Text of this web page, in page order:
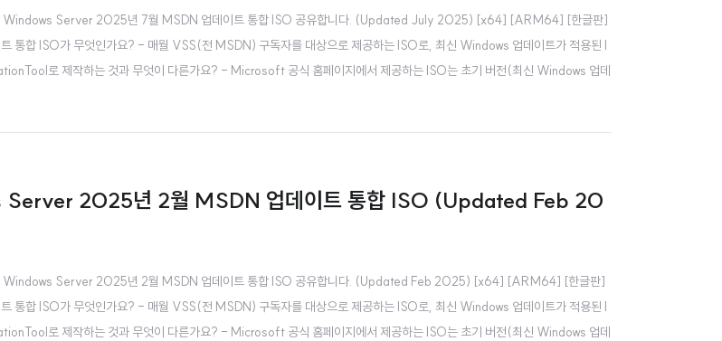
Windows Server 2025년 7월 MSDN 업데이트 통합 ISO 공유합니다. (Updated July 2025) [x64] [ARM64] [한글판]
통합 ISO가 무엇인가요? - 매월 VSS(전 MSDN) 구독자를 대상으로 제공하는 ISO로, 최신 Windows 업데이트가 적용된 I
로 제작하는 것과 무엇이 다른가요? - Microsoft 공식 홈페이지에서 제공하는 ISO는 초기 버전(최신 Windows 업데
2025년 2월 MSDN 업데이트 통합 ISO (Updated Feb 20
Windows Server 2025년 2월 MSDN 업데이트 통합 ISO 공유합니다. (Updated Feb 2025) [x64] [ARM64] [한글판]
통합 ISO가 무엇인가요? - 매월 VSS(전 MSDN) 구독자를 대상으로 제공하는 ISO로, 최신 Windows 업데이트가 적용된 I
로 제작하는 것과 무엇이 다른가요? - Microsoft 공식 홈페이지에서 제공하는 ISO는 초기 버전(최신 Windows 업데